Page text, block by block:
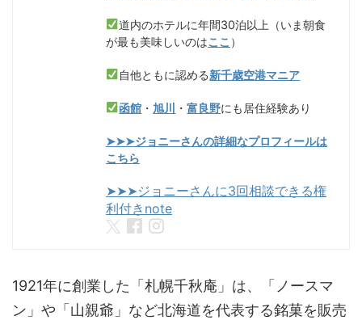
道内のホテルに年間30泊以上（いま朝食
が最も美味しいのはここ ）
自他ともに認める新千歳空港マニア
函館 ・旭川 ・富良野にも居住経験あり
➤➤➤ジョニーさんの詳細なプロフィールは
こちら
➤➤➤ジョニーさんに3回相談できる権
利付きnote
1921年に創業した「札幌千秋庵」は、「ノースマ
ン」や「山親爺」など北海道を代表する銘菓を販売